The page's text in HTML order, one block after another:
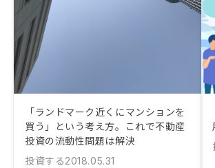
「ランドマーク近くにマンションを
買う」という考え方。これで不動産
投資の流動性問題は解決
投資する2018.05.31